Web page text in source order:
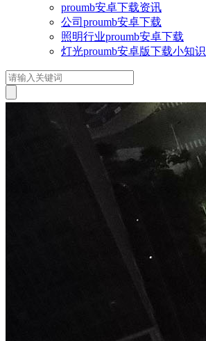
proumb安卓下载资讯
公司proumb安卓下载
照明行业proumb安卓下载
灯光proumb安卓版下载小知识